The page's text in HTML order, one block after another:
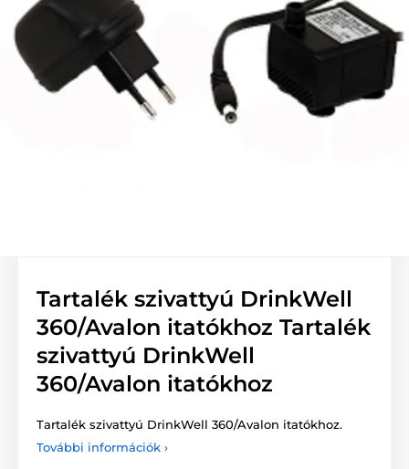
Tartalék szivattyú DrinkWell
360/Avalon itatókhoz Tartalék
szivattyú DrinkWell
360/Avalon itatókhoz
Tartalék szivattyú DrinkWell 360/Avalon itatókhoz.
További információk ›